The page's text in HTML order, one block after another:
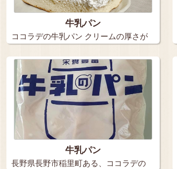
牛乳パン
ココラデの牛乳パン クリームの厚さが
牛乳パン
長野県長野市稲里町ある、ココラデの